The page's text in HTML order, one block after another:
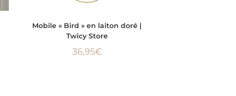
Mobile « Bird » en laiton doré |
Twicy Store
36,95€